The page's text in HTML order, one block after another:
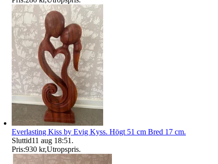
Everlasting Kiss by Evig Kyss. Högt 51 cm Bred 17 cm.
Sluttid11 aug 18:51 .
Pris:930 kr,Utropspris.